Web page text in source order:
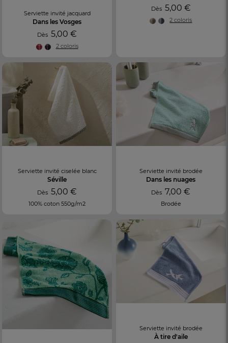
Serviette invité jacquard
Dans les Vosges
Dès5,00 €
2 coloris
Dès 5,00 €
2 coloris
Serviette invité ciselée blanc
Séville
Dès5,00 €
100% coton 550g/m2
Serviette invité brodée
Dans les nuages
Dès 7,00 €
Brodée
Serviette invité brodée
À tire d'aile